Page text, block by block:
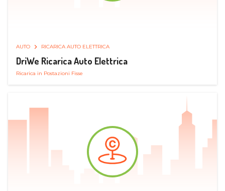
AUTO RICARICA AUTO ELETTRICA
DriWe Ricarica Auto Elettrica
Ricarica in Postazioni Fisse